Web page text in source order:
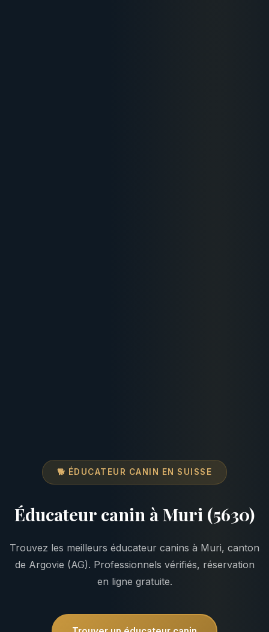
🐕 ÉDUCATEUR CANIN EN SUISSE
Éducateur canin à Muri (5630)
Trouvez les meilleurs éducateur canins à Muri, canton
de Argovie (AG). Professionnels vérifiés, réservation
en ligne gratuite.